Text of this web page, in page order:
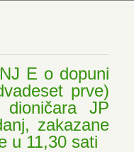
E o dopuni
prve)
dioničara JP
zakazane
u 11,30 sati